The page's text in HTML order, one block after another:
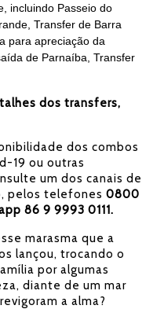
incluindo Passeio do
Transfer de Barra
para apreciação da
de Parnaíba, Transfer
dos transfers,
dos combos
19 ou outras
um dos canais de
pelos telefones 0800
86 9 9993 0111.
marasma que a
lançou, trocando o
por algumas
diante de um mar
a alma?